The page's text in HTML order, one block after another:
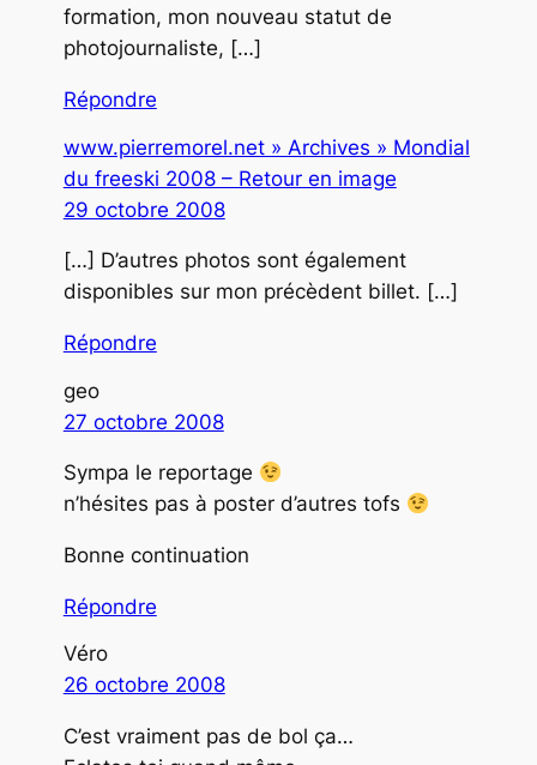
formation, mon nouveau statut de
photojournaliste, […]
Répondre
www.pierremorel.net » Archives » Mondial
du freeski 2008 – Retour en image
29 octobre 2008
[…] D’autres photos sont également
disponibles sur mon précèdent billet. […]
Répondre
geo
27 octobre 2008
Sympa le reportage
n’hésites pas à poster d’autres tofs
Bonne continuation
Répondre
Véro
26 octobre 2008
C’est vraiment pas de bol ça…